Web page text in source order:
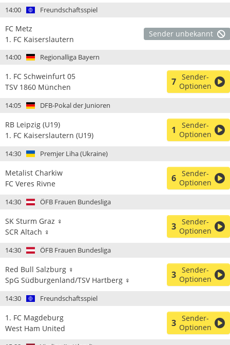
14:00 Freundschaftsspiel
FC Metz
1. FC Kaiserslautern
Sender unbekannt
14:00 Regionalliga Bayern
1. FC Schweinfurt 05
TSV 1860 München
7 Sender-
Optionen
14:05 DFB-Pokal der Junioren
RB Leipzig (U19)
1. FC Kaiserslautern (U19)
1
Sender-
Optionen
14:30 Premjer Liha (Ukraine)
Metalist Charkiw
FC Veres Rivne
6 Sender-
Optionen
14:30 ÖFB Frauen Bundesliga
SK Sturm Graz ♀
SCR Altach ♀
3 Sender-
Optionen
14:30 ÖFB Frauen Bundesliga
Red Bull Salzburg ♀
SpG Südburgenland/TSV Hartberg ♀
3 Sender-
Optionen
14:30 Freundschaftsspiel
1. FC Magdeburg
West Ham United
3 Sender-
Optionen